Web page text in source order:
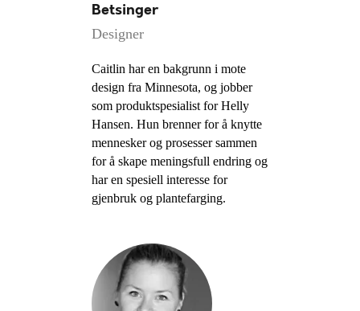
Betsinger
Designer
Caitlin har en bakgrunn i mote
design fra Minnesota, og jobber
som produktspesialist for Helly
Hansen. Hun brenner for å knytte
mennesker og prosesser sammen
for å skape meningsfull endring og
har en spesiell interesse for
gjenbruk og plantefarging.